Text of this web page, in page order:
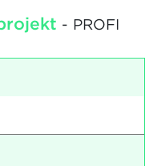
- PROFI